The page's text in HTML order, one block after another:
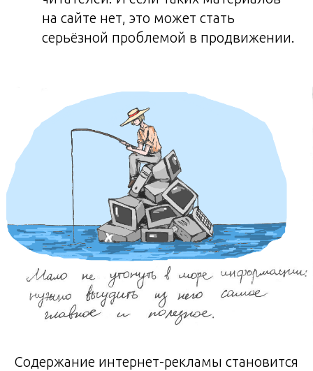
на сайте нет, это может стать
серьёзной проблемой в продвижении.
Содержание интернет-рекламы становится